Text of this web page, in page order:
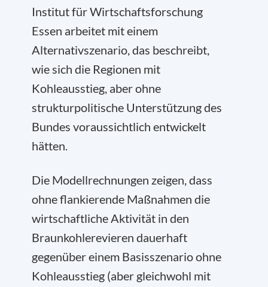
Institut für Wirtschaftsforschung
Essen arbeitet mit einem
Alternativszenario, das beschreibt,
wie sich die Regionen mit
Kohleausstieg, aber ohne
strukturpolitische Unterstützung des
Bundes voraussichtlich entwickelt
hätten.
Die Modellrechnungen zeigen, dass
ohne flankierende Maßnahmen die
wirtschaftliche Aktivität in den
Braunkohlerevieren dauerhaft
gegenüber einem Basisszenario ohne
Kohleausstieg (aber gleichwohl mit